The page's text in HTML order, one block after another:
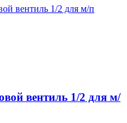
вентиль 1/2 для м/